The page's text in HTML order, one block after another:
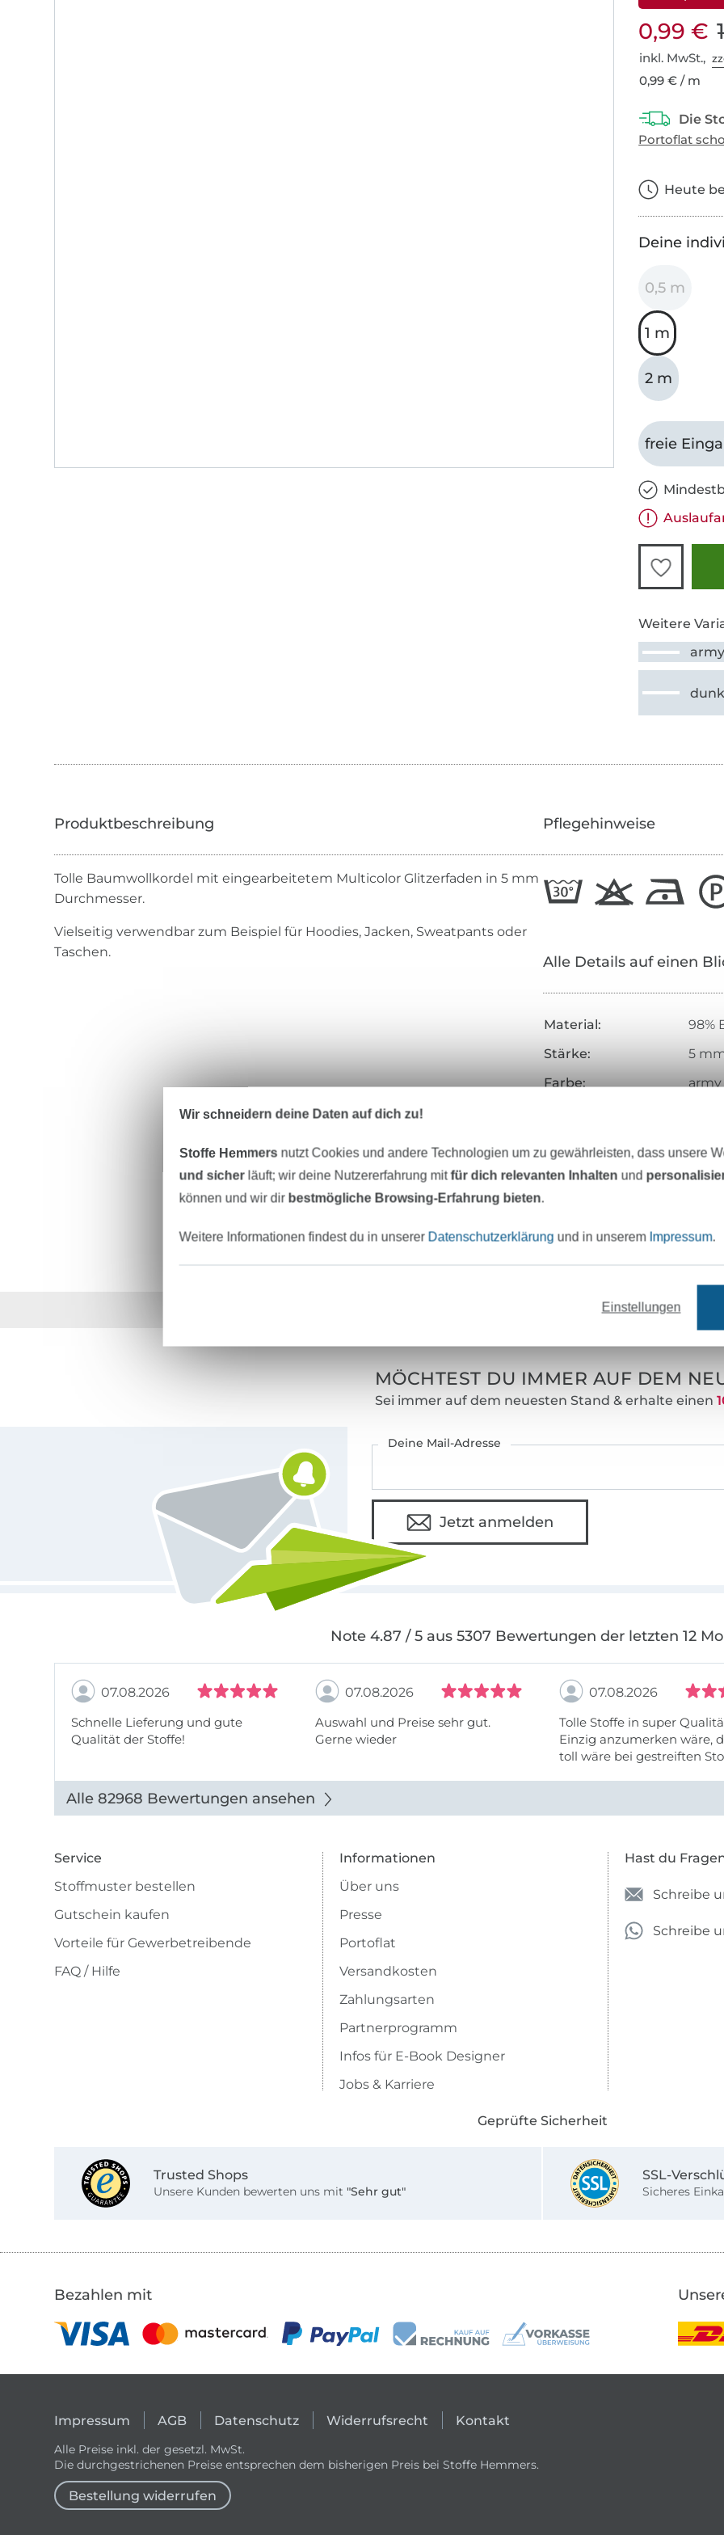
0,99 €
inkl. MwSt.,
0,99 € / m
Heute
Deine
0,5 m
1 m
2 m
freie
Weitere
army
Tolle Baumwollkordel mit eingearbeitetem Multicolor Glitzerfaden in 5 mm
Durchmesser.
Vielseitig verwendbar zum Beispiel für Hoodies, Jacken, Sweatpants oder
Taschen.
Pflegehinweise
Alle Details auf einen
Material:
98%
Stärke:
5
Farbe:
army
Merkmale:
Art.Nr.:
Hersteller-Kontaktdaten
Über 80000 zufriedene Kunden
MÖCHTEST DU IMMER AUF DEM
Sei immer auf dem neuesten Stand & erhalte einen
Deine Mail-Adresse
Jetzt anmelden
Note 4.87 / 5 aus 5307 Bewertungen der letzten 12
07.08.2026
Schnelle Lieferung und gute
Qualität der Stoffe!
07.08.2026
Auswahl und Preise sehr gut.
Gerne wieder
07.08.2026
Tolle Stoffe in super
Einzig anzumerken wäre,
toll wäre bei gestreiften
Alle 82968 Bewertungen ansehen
Service
Stoffmuster bestellen
Gutschein kaufen
Vorteile für Gewerbetreibende
FAQ / Hilfe
Informationen
Über uns
Presse
Portoflat
Versandkosten
Zahlungsarten
Partnerprogramm
Infos für E-Book Designer
Jobs & Karriere
Hast du
Schreibe
Schreibe
Geprüfte Sicherheit
Trusted Shops
Unsere Kunden bewerten uns mit "Sehr gut"
SSL-
Sicheres
Bezahlen mit
Impressum AGB Datenschutz Widerrufsrecht Kontakt
Alle Preise inkl. der gesetzl. MwSt.
Die durchgestrichenen Preise entsprechen dem bisherigen Preis bei Stoffe Hemmers.
Bestellung widerrufen
Wir schneidern deine Daten auf dich zu!
Stoffe Hemmers nutzt Cookies und andere Technologien um zu gewährleisten, dass unsere
und sicherläuft; wir deine Nutzererfahrung mitfür dich relevanten Inhalten und
können und wir dir bestmögliche Browsing-Erfahrung bieten.
Weitere Informationen findest du in unserer Datenschutzerklärung und in unserem Impressum.
Einstellungen